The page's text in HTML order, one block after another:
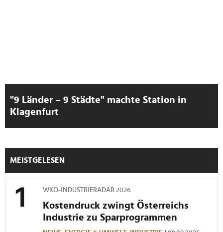
"9 Länder – 9 Städte" machte Station in
Klagenfurt
MEISTGELESEN
WKO-INDUSTRIERADAR 2026
Kostendruck zwingt Österreichs
Industrie zu Sparprogrammen